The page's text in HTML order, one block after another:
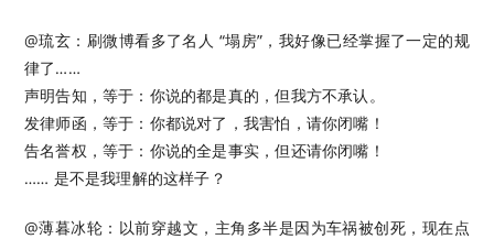
@琉玄：刷微博看多了名人 “塌房”，我好像已经掌握了一定的规
律了……
声明告知，等于：你说的都是真的，但我方不承认。
发律师函，等于：你都说对了，我害怕，请你闭嘴！
告名誉权，等于：你说的全是事实，但还请你闭嘴！
…… 是不是我理解的这样子？ ​​​
@薄暮冰轮：以前穿越文，主角多半是因为车祸被创死，现在点